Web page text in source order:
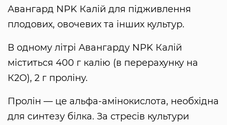
Авангард NPK Калій для підживлення
плодових, овочевих та інших культур.
В одному літрі Авангарду NPK Калій
міститься 400 г калію (в перерахунку на
К2О), 2 г проліну.
Пролін — це альфа-амінокислота, необхідна
для синтезу білка. За стресів культури